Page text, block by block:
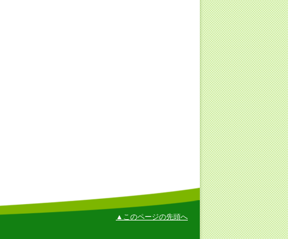
▲このページの先頭へ